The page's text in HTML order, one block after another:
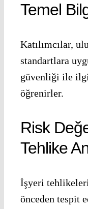
Temel
Katılımcılar,
standartlara
güvenliği ile
öğrenirler.
Risk
Tehlike
İşyeri
önceden tespit